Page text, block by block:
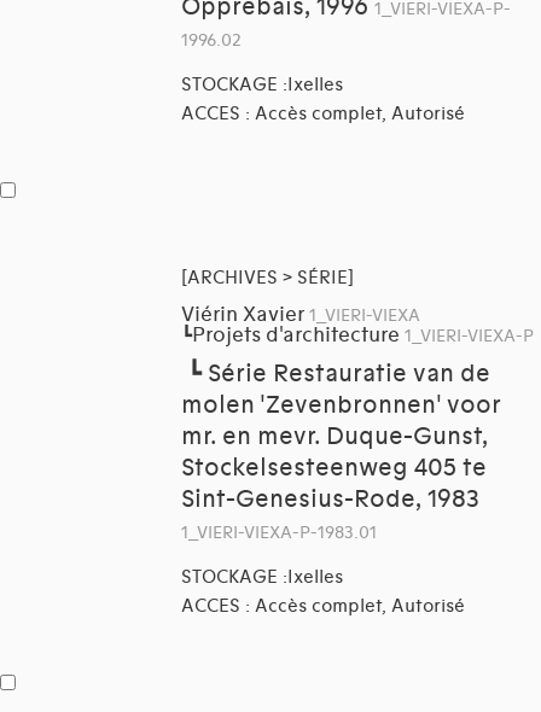
Opprebais, 1996 1_VIERI-VIEXA-P-
1996.02
STOCKAGE :Ixelles
ACCES : Accès complet, Autorisé
[ARCHIVES > SÉRIE]
Viérin Xavier 1_VIERI-VIEXA
┗Projets d'architecture 1_VIERI-VIEXA-P
┗ Série Restauratie van de
molen 'Zevenbronnen' voor
mr. en mevr. Duque-Gunst,
Stockelsesteenweg 405 te
Sint-Genesius-Rode, 1983
1_VIERI-VIEXA-P-1983.01
STOCKAGE :Ixelles
ACCES : Accès complet, Autorisé